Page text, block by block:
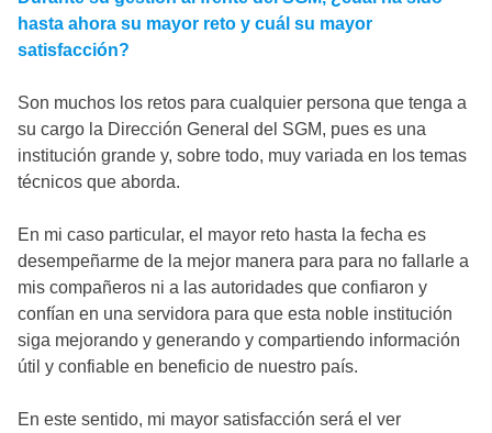
hasta ahora su mayor reto y cuál su mayor
satisfacción?
Son muchos los retos para cualquier persona que tenga a
su cargo la Dirección General del SGM, pues es una
institución grande y, sobre todo, muy variada en los temas
técnicos que aborda.
En mi caso particular, el mayor reto hasta la fecha es
desempeñarme de la mejor manera para para no fallarle a
mis compañeros ni a las autoridades que confiaron y
confían en una servidora para que esta noble institución
siga mejorando y generando y compartiendo información
útil y confiable en beneficio de nuestro país.
En este sentido, mi mayor satisfacción será el ver